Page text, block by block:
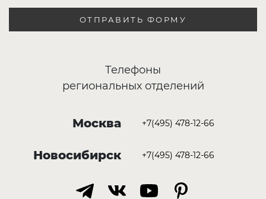
ОТПРАВИТЬ ФОРМУ
Телефоны
региональных отделений
Москва +7(495) 478-12-66
Новосибирск +7(495) 478-12-66